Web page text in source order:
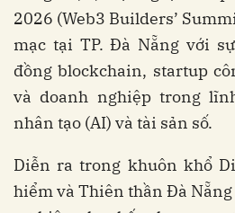
2026 (Web3 Builders’
mạc tại TP. Đà Nẵng với
đồng blockchain, startup
và doanh nghiệp trong
nhân tạo (AI) và tài sản số.
Diễn ra trong khuôn khổ
hiểm và Thiên thần Đà Nẵng